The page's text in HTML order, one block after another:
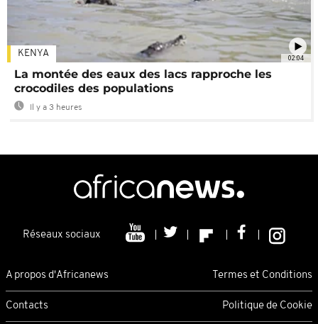
02:04
KENYA
La montée des eaux des lacs rapproche les
crocodiles des populations
Il y a 3 heures
Réseaux sociaux
A propos d'Africanews Termes et Conditions
Contacts Politique de Cookie